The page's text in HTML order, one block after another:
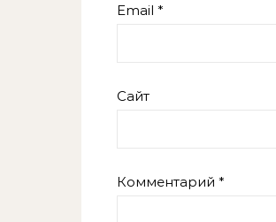
Email *
Сайт
Комментарий *